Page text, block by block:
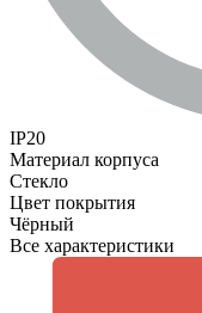
IP20
Материал корпуса
Стекло
Цвет покрытия
Чёрный
Все характеристики